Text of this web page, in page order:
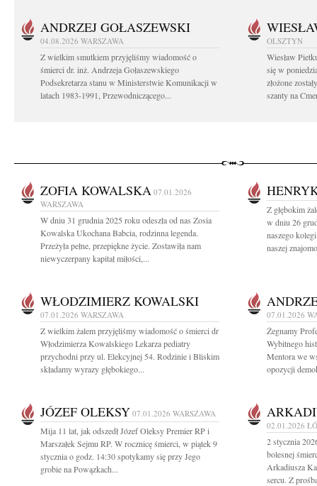
ANDRZEJ GOŁASZEWSKI
04.08.2026 WARSZAWA
Z wielkim smutkiem przyjęliśmy wiadomość o
śmierci dr. inż. Andrzeja Gołaszewskiego
Podsekretarza stanu w Ministerstwie Komunikacji w
latach 1983-1991, Przewodniczącego...
OLSZTYN
Wiesław
się w
złożone
szanty na
ZOFIA KOWALSKA 07.01.2026
WARSZAWA
W dniu 31 grudnia 2025 roku odeszła od nas Zosia
Kowalska Ukochana Babcia, rodzinna legenda.
Przeżyła pełne, przepiękne życie. Zostawiła nam
niewyczerpany kapitał miłości,...
Z głębokim
w dniu 26
naszego
naszej
WŁODZIMIERZ KOWALSKI
07.01.2026 WARSZAWA
Z wielkim żalem przyjęliśmy wiadomość o śmierci dr
Włodzimierza Kowalskiego Lekarza pediatry
przychodni przy ul. Elekcyjnej 54. Rodzinie i Bliskim
składamy wyrazy głębokiego...
07.01.2026
Żegnamy
Wybitnego
Mentora we
opozycji
JÓZEF OLEKSY 07.01.2026 WARSZAWA
Mija 11 lat, jak odszedł Józef Oleksy Premier RP i
Marszałek Sejmu RP. W rocznicę śmierci, w piątek 9
stycznia o godz. 14:30 spotykamy się przy Jego
grobie na Powązkach...
02.01.2026
2 stycznia
bolesnej
Arkadiusza
sercu. Z